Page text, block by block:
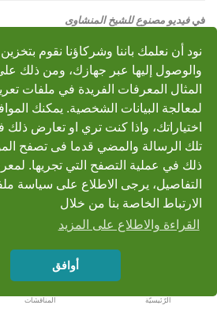
نود أن نعلمك باننا وشركاؤنا نقوم
والوصول إليها عبر جهازك، ومن ذلك
المثال المعرفات الفريدة في ملفات
لمعالجة البيانات الشخصية. يمكنك
اختياراتك، واذا كنت تري او تعارض
تلك الرسالة والمضي قدما فى تصفح
ذلك في عملية التصفح التي تجريها.
التفاصيل، يرجى الاطلاع على سياسة
الارتباط الخاصة بنا من خلال
القراءة والاطلاع على المزيد
أوافق
فيفيديو مصنوع للشيخ المنشاوى
الواجبي مصطفى 5 مايو 2008
رد: فيديو مصنوع للشيخ المنشاوى
بارك الله فيك وأثابك
الرّئيسيّة المناقشات